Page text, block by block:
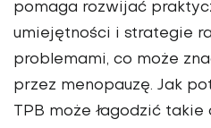
pomaga rozwijać
umiejętności i strategie
problemami, co może
przez menopauzę. Jak
TPB może łagodzić